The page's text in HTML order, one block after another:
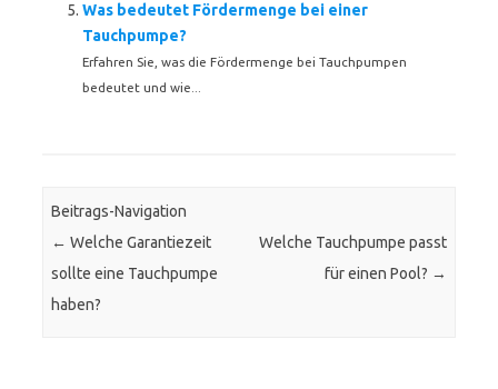
Was bedeutet Fördermenge bei einer
Tauchpumpe?
Erfahren Sie, was die Fördermenge bei Tauchpumpen
bedeutet und wie...
Beitrags-Navigation
← Welche Garantiezeit
sollte eine Tauchpumpe
haben?
Welche Tauchpumpe passt
für einen Pool? →